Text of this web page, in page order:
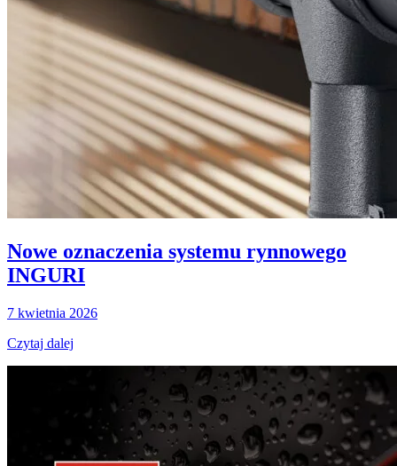
Nowe oznaczenia systemu rynnowego
INGURI
7 kwietnia 2026
Czytaj dalej